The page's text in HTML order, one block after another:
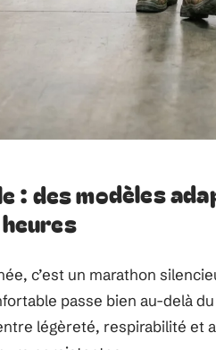
: des modèles
c’est un marathon
passe bien au-delà
légèreté, respirabilité et